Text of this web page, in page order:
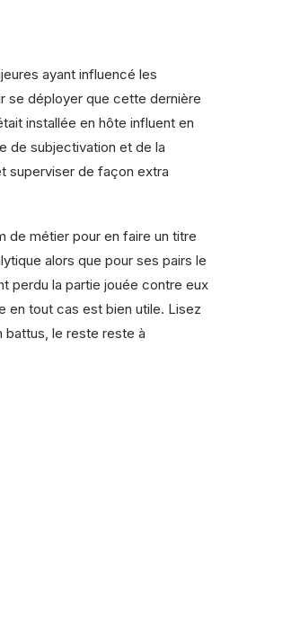
ayant influencé les
se déployer que cette dernière
installée en hôte influent en
de subjectivation et de la
superviser de façon extra
de métier pour en faire un titre
alors que pour ses pairs le
perdu la partie jouée contre eux
en tout cas est bien utile. Lisez
battus, le reste reste à